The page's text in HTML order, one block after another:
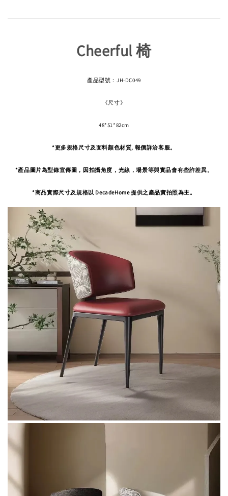
Cheerful 椅
產品型號：JH-DC049
《尺寸》
48*51*82cm
*更多規格尺寸及面料顏色材質, 報價詳洽客服。
*產品圖片為型錄宣傳圖，因拍攝角度， 光線，場景等與實品會有些許差異。
*商品實際尺寸及規格以 DecadeHome 提供之產品實拍照為主。